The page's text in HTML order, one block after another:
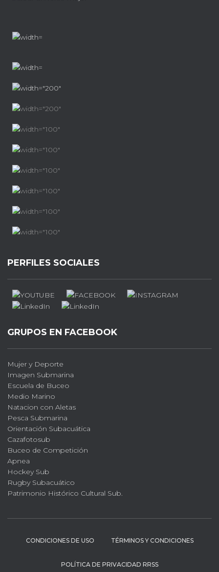
PERFILES SOCIALES
GRUPOS EN FACEBOOK
Mujer y Deporte
Imagen Submarina
Escuela de Buceo
Medio Marino
Natacion con Aletas
Pesca Submarina
Orientación Subacuática
Cazafotosub
Buceo de Competición
Apnea
Hockey Sub
Rugby Subacuático
Patrimonio Histórico Cultural Sub.
CONDICIONES DE USO TÉRMINOS Y CONDICIONES
POLÍTICA DE PRIVACIDAD RRSS